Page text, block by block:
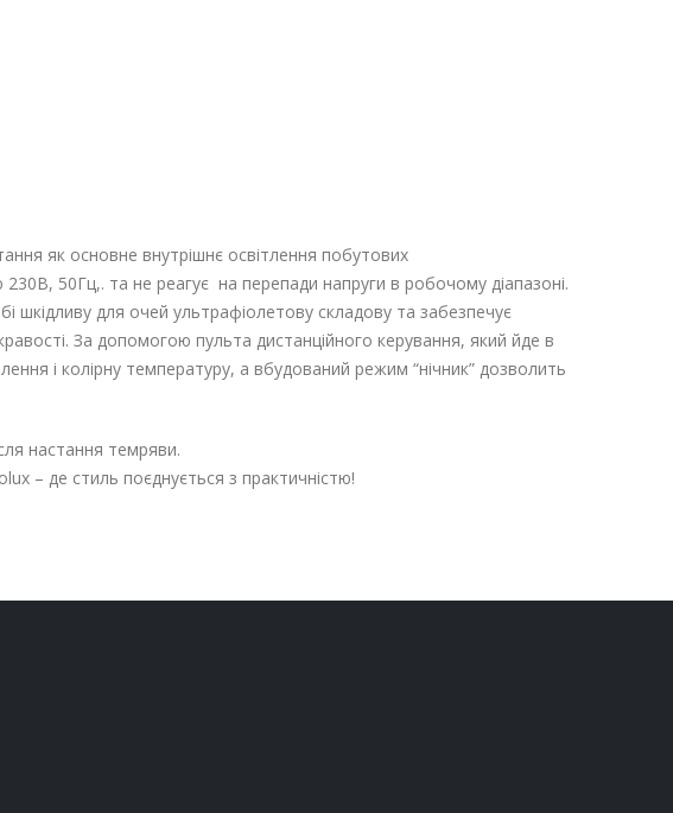
як основне внутрішнє освітлення побутових
50Гц,. та не реагує на перепади напруги в робочому діапазоні.
шкідливу для очей ультрафіолетову складову та забезпечує
За допомогою пульта дистанційного керування, який йде в
і колірну температуру, а вбудований режим “нічник” дозволить
настання темряви.
– де стиль поєднується з практичністю!